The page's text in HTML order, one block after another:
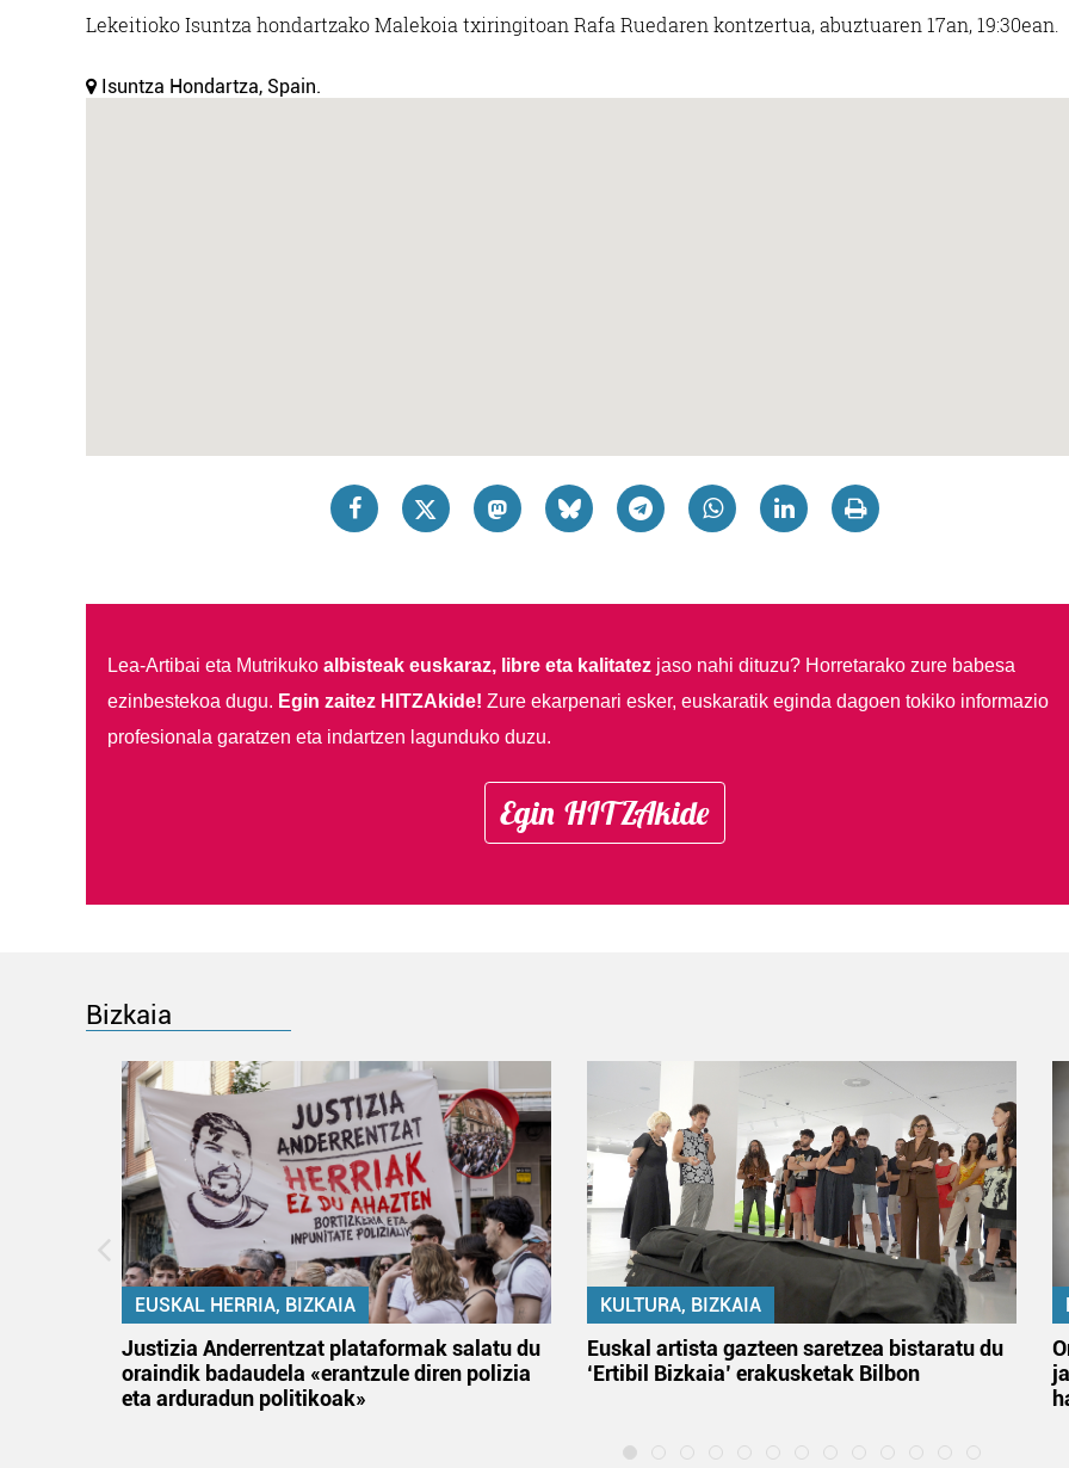
Lekeitioko Isuntza hondartzako Malekoia txiringitoan Rafa Ruedaren kontzertua, abuztuaren 17an, 19:30ean.
Isuntza Hondartza, Spain.
Lea-Artibai eta Mutrikuko albisteak euskaraz, libre eta kalitatezjaso nahi dituzu? Horretarako zure babesa
ezinbestekoa dugu. Egin zaitez HITZAkide! Zure ekarpenari esker, euskaratik eginda dagoen tokiko informazio
profesionala garatzen eta indartzen lagunduko duzu.
Egin HITZAkide
Bizkaia
EUSKAL HERRIA, BIZKAIA
Justizia Anderrentzat plataformak salatu du
oraindik badaudela «erantzule diren polizia
eta arduradun politikoak»
KULTURA, BIZKAIA
Euskal artista gazteen saretzea bistaratu du
‘Ertibil Bizkaia’ erakusketak Bilbon